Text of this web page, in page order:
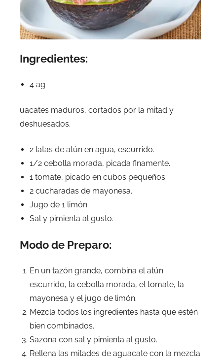
Ingredientes:
4 ag
uacates maduros, cortados por la mitad y
deshuesados.
2 latas de atún en agua, escurrido.
1/2 cebolla morada, picada finamente.
1 tomate, picado en cubos pequeños.
2 cucharadas de mayonesa.
Jugo de 1 limón.
Sal y pimienta al gusto.
Modo de Preparo:
En un tazón grande, combina el atún
escurrido, la cebolla morada, el tomate, la
mayonesa y el jugo de limón.
Mezcla todos los ingredientes hasta que estén
bien combinados.
Sazona con sal y pimienta al gusto.
Rellena las mitades de aguacate con la mezcla